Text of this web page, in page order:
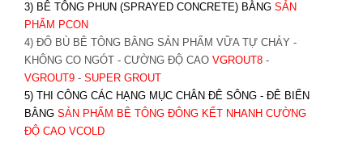
3) BÊ TÔNG PHUN (SPRAYED CONCRETE) BẰNG SẢN
PHẨM PCON
4) ĐỔ BÙ BÊ TÔNG BẰNG SẢN PHẨM VỮA TỰ CHẢY -
KHÔNG CO NGÓT - CƯỜNG ĐỘ CAO VGROUT8-
VGROUT9- SUPER GROUT
5) THI CÔNG CÁC HẠNG MỤC CHÂN ĐÊ SÔNG - ĐÊ BIỂN
BẰNG SẢN PHẨM BÊ TÔNG ĐÔNG KẾT NHANH CƯỜNG
ĐỘ CAO VCOLD